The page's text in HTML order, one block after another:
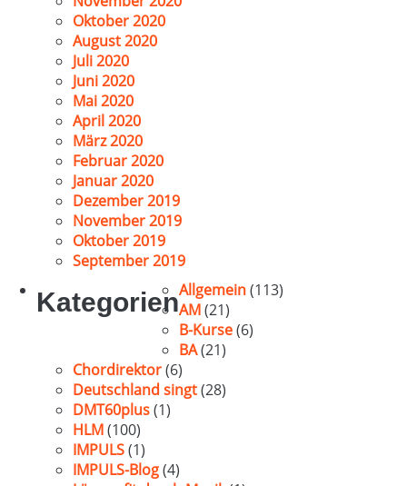
Oktober 2020
August 2020
Juli 2020
Juni 2020
Mai 2020
April 2020
März 2020
Februar 2020
Januar 2020
Dezember 2019
November 2019
Oktober 2019
September 2019
KategorienAllgemein(113)
AM(21)
B-Kurse(6)
BA(21)
Chordirektor(6)
Deutschland singt(28)
DMT60plus(1)
HLM(100)
IMPULS(1)
IMPULS-Blog(4)